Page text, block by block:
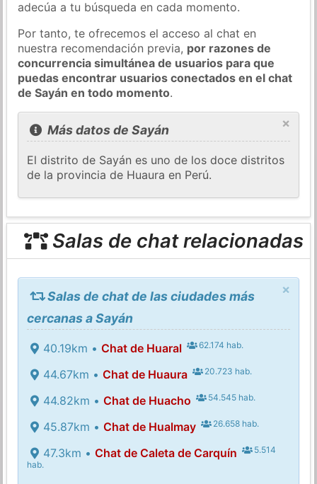
adecúa a tu búsqueda en cada momento.
Por tanto, te ofrecemos el acceso al chat en
nuestra recomendación previa, por razones de
concurrencia simultánea de usuarios para que
puedas encontrar usuarios conectados en el chat
de Sayán en todo momento.
×
Más datos de Sayán
El distrito de Sayán es uno de los doce distritos
de la provincia de Huaura en Perú.
Salas de chat relacionadas
×
Salas de chat de las ciudades más
cercanas a Sayán
40.19km • Chat de Huaral 62.174 hab.
44.67km • Chat de Huaura 20.723 hab.
44.82km • Chat de Huacho 54.545 hab.
45.87km • Chat de Hualmay 26.658 hab.
47.3km • Chat de Caleta de Carquín
5.514
hab.